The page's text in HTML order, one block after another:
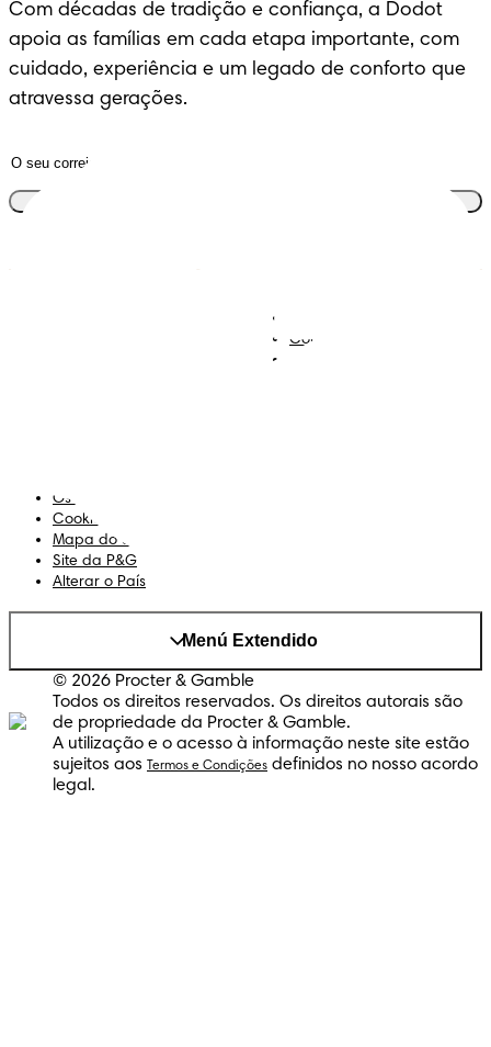
Com décadas de tradição e confiança, a Dodot
apoia as famílias em cada etapa importante, com
cuidado, experiência e um legado de conforto que
atravessa gerações.
Contacta-nos
Os Meus Dados
Cookies
Mapa do Site
Site da P&G
Alterar o País
Menú Extendido
© 2026 Procter & Gamble
Todos os direitos reservados. Os direitos autorais são
de propriedade da Procter & Gamble.
A utilização e o acesso à informação neste site estão
sujeitos aos
Termos e Condições definidos no nosso acordo
legal.